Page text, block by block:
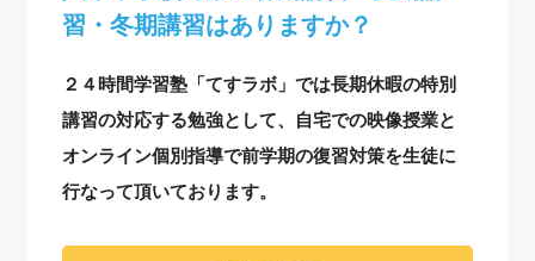
習・冬期講習はありますか？
２４時間学習塾「てすラボ」では長期休暇の特別
講習の対応する勉強として、自宅での映像授業と
オンライン個別指導で前学期の復習対策を生徒に
行なって頂いております。